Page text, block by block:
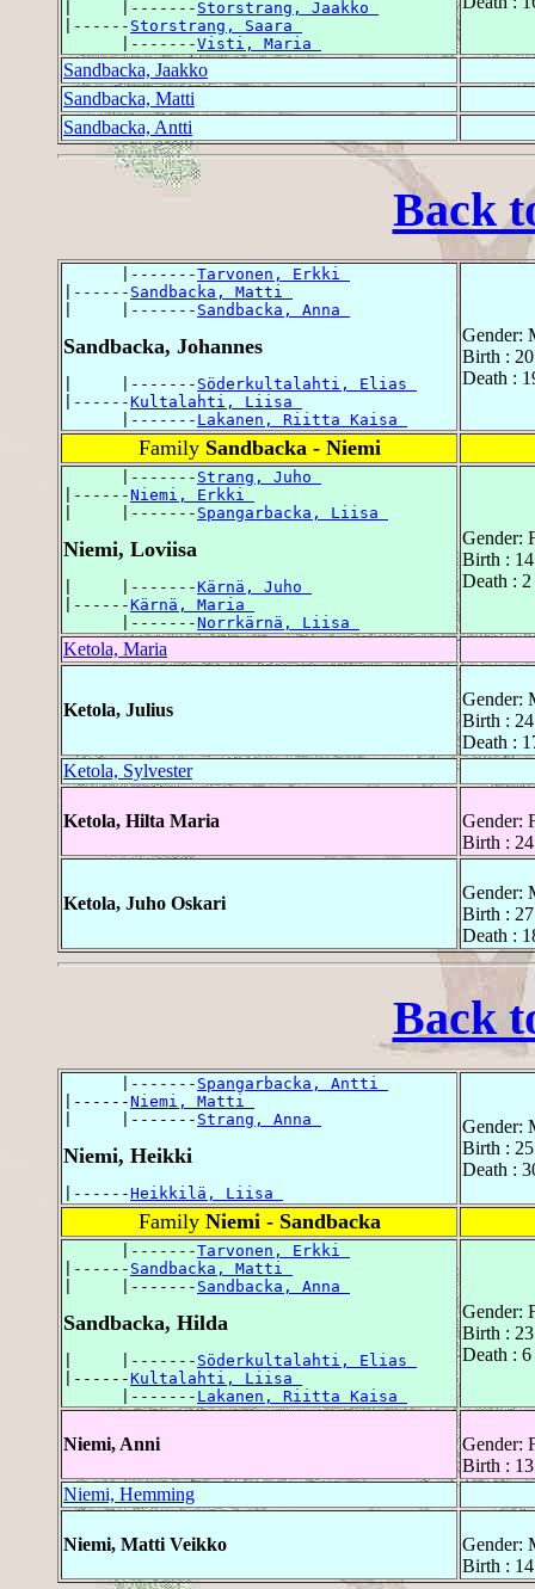
|     |------- Storstrang, Jaakko
|------ Storstrang, Saara
      |-------
Visti, Maria
Sandbacka, Jaakko
Sandbacka, Matti
Sandbacka, Antti
Back
      |-------
Tarvonen, Erkki
|------ Sandbacka, Matti
|     |------- Sandbacka, Anna
Sandbacka, Johannes
|     |------- Söderkultalahti, Elias
|------Kultalahti, Liisa
      |-------
Lakanen, Riitta Kaisa
Gender:
Birth :
Death :
Family Sandbacka - Niemi
      |-------
Strang, Juho
|------Niemi, Erkki
|     |------- Spangarbacka, Liisa
Niemi, Loviisa
|     |-------Kärnä, Juho
|------Kärnä, Maria
      |-------
Norrkärnä, Liisa
Gender:
Birth :
Death :
Ketola, Maria
Ketola, Julius
Gender:
Birth :
Death :
Ketola, Sylvester
Ketola, Hilta Maria
Gender:
Birth :
Ketola, Juho Oskari
Gender:
Birth :
Death :
Back
      |-------
Spangarbacka, Antti
|------Niemi, Matti
|     |------- Strang, Anna
Niemi, Heikki
|------Heikkilä, Liisa
Gender:
Birth :
Death :
Family Niemi - Sandbacka
      |-------
Tarvonen, Erkki
|------ Sandbacka, Matti
|     |------- Sandbacka, Anna
Sandbacka, Hilda
|     |------- Söderkultalahti, Elias
|------Kultalahti, Liisa
      |-------
Lakanen, Riitta Kaisa
Gender:
Birth :
Death :
Niemi, Anni
Gender:
Birth :
Niemi, Hemming
Niemi, Matti Veikko
Gender:
Birth :